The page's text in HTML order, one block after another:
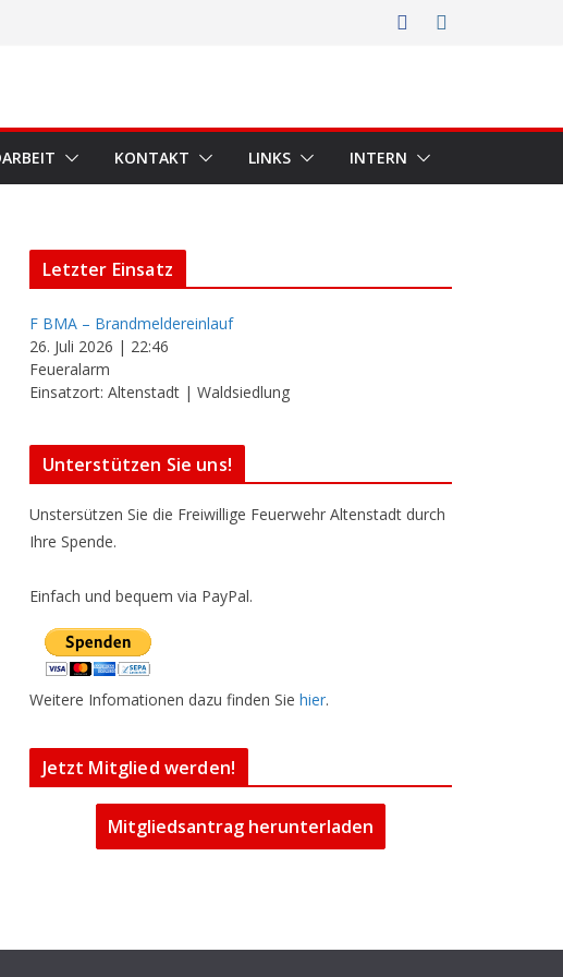
KONTAKT LINKS INTERN
Letzter Einsatz
F BMA – Brandmeldereinlauf
26. Juli 2026 | 22:46
Feueralarm
Einsatzort: Altenstadt | Waldsiedlung
Unterstützen Sie uns!
Unstersützen Sie die Freiwillige Feuerwehr Altenstadt durch
Ihre Spende.
Einfach und bequem via PayPal.
Weitere Infomationen dazu finden Sie hier.
Jetzt Mitglied werden!
Mitgliedsantrag herunterladen